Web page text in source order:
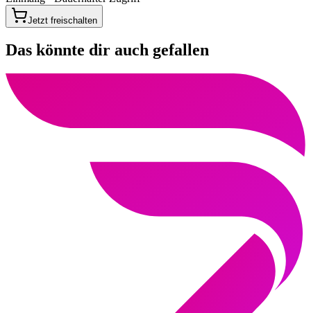
Jetzt freischalten
Das könnte dir auch gefallen